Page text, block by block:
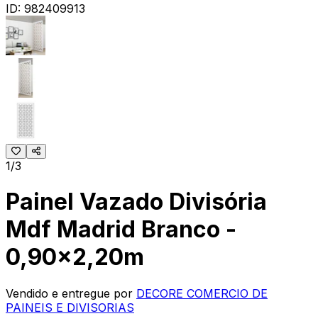
ID: 982409913
1/3
Painel Vazado Divisória
Mdf Madrid Branco -
0,90x2,20m
Vendido e entregue por DECORE COMERCIO DE
PAINEIS E DIVISORIAS